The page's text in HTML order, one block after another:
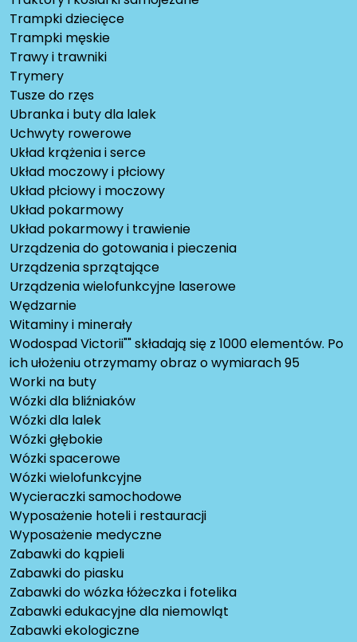
Trampki dziecięce
Trampki męskie
Trawy i trawniki
Trymery
Tusze do rzęs
Ubranka i buty dla lalek
Uchwyty rowerowe
Układ krążenia i serce
Układ moczowy i płciowy
Układ płciowy i moczowy
Układ pokarmowy
Układ pokarmowy i trawienie
Urządzenia do gotowania i pieczenia
Urządzenia sprzątające
Urządzenia wielofunkcyjne laserowe
Wędzarnie
Witaminy i minerały
Wodospad Victorii"" składają się z 1000 elementów. Po
ich ułożeniu otrzymamy obraz o wymiarach 95
Worki na buty
Wózki dla bliźniaków
Wózki dla lalek
Wózki głębokie
Wózki spacerowe
Wózki wielofunkcyjne
Wycieraczki samochodowe
Wyposażenie hoteli i restauracji
Wyposażenie medyczne
Zabawki do kąpieli
Zabawki do piasku
Zabawki do wózka łóżeczka i fotelika
Zabawki edukacyjne dla niemowląt
Zabawki ekologiczne